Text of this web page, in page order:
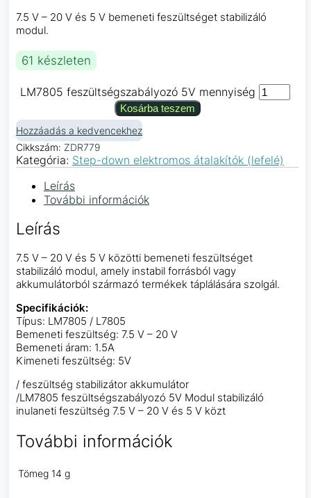
7.5 V – 20 V és 5 V bemeneti feszültséget stabilizáló
modul.
61 készleten
LM7805 feszültségszabályozó 5V mennyiség
Kosárba teszem
Hozzáadás a kedvencekhez
Cikkszám: ZDR779
Kategória: Step-down elektromos átalakítók (lefelé)
Leírás
További információk
Leírás
7.5 V – 20 V és 5 V közötti bemeneti feszültséget
stabilizáló modul, amely instabil forrásból vagy
akkumulátorból származó termékek táplálására szolgál.
Specifikációk:
Típus: LM7805 / L7805
Bemeneti feszültség: 7.5 V – 20 V
Bemeneti áram: 1.5A
Kimeneti feszültség: 5V
/ feszültség stabilizátor akkumulátor
/LM7805 feszültségszabályozó 5V Modul stabilizáló
inulaneti feszültség 7.5 V – 20 V és 5 V közt
További információk
Tömeg 14 g